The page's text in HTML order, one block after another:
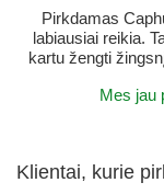
Pirkdamas
labiausiai reikia.
kartu žengti
Mes jau
Klientai, kurie